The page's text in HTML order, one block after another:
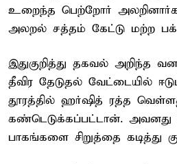
உறைந்த பெற்றோர்
அலறல் சத்தம் கேட்டு மற்ற
இதுகுறித்து தகவல் அறிந்த
தீவிர தேடுதல் வேட்டையில்
தூரத்தில் ஹர்ஷித் ரத்த
கண்டெடுக்கப்பட்டான். அவனது
பாகங்களை சிறுத்தை கடித்து